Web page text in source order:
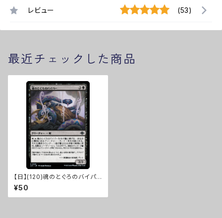
レビュー (53)
最近チェックした商品
【日】(120)魂のとぐろのバイパ
ー/Soulcoil Viper [LCI]※FO
IL
¥50